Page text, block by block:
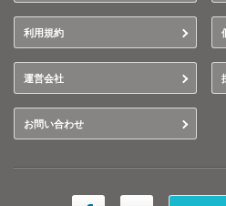
利用規約
運営会社
お問い合わせ